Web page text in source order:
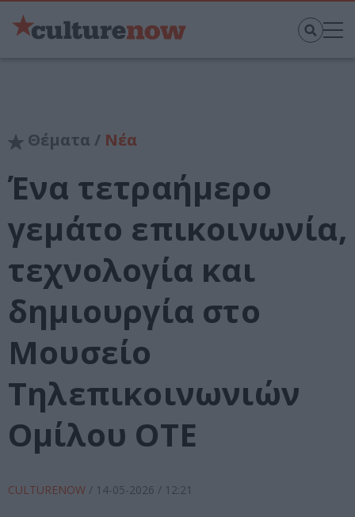
Θέματα / Νέα
Ένα τετραήμερο
γεμάτο επικοινωνία,
τεχνολογία και
δημιουργία στο
Μουσείο
Τηλεπικοινωνιών
Ομίλου ΟΤΕ
CULTURENOW / 14-05-2026 / 12:21